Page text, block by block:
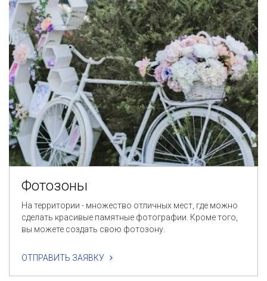
Фотозоны
На территории - множество отличных мест, где можно
сделать красивые памятные фотографии. Кроме того,
вы можете создать свою фотозону.
ОТПРАВИТЬ ЗАЯВКУ